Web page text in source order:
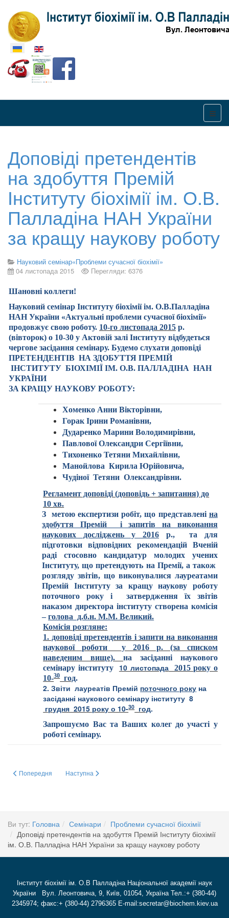
Оберіть свою мову
Доповіді претендентів
на здобуття Премій
Інституту біохімії ім. О.В.
Палладіна НАН України
за кращу наукову роботу
Науковий семінар«Проблеми сучасної біохімії»
04 листопада 2015
Перегляди: 6376
Шановні коллеги!
Науковий семінар Інституту біохімії ім. О.В.Палладіна
НАН України «Актуальні проблеми сучасної біохімії»
продовжує свою роботу. 10-го листопада 2015 р.
(вівторок) о 10-30 у Актовій залі Інституту відбудеться
чергове засідання семінару. Будемо слухати доповіді
ПРЕТЕНДЕНТІВ НА ЗДОБУТТЯ ПРЕМІЙ
ІНСТИТУТУ БІОХІМІЇ ІМ. О.В. ПАЛЛАДІНА НАН
УКРАЇНИ
ЗА КРАЩУ НАУКОВУ РОБОТУ:
Хоменко Анни Вікторівни,
Горак Ірини Романівни,
Дударенко Марини Володимирівни,
Павлової Олександри Сергіївни,
Тихоненко Тетяни Михайлівни,
Манойлова Кирила Юрійовича,
Чудіної Тетяни Олександрівни.
Регламент доповіді (доповідь + запитання) до
10 хв.
З метою експертизи робіт, що представлені на
здобуття Премій і запитів на виконання
наукових досліджень у 2016 р., та для
підготовки відповідних рекомендацій Вченій
раді стосовно кандидатур молодих учених
Інституту, що претендують на Премії, а також
розгляду звітів, що виконувалися лауреатами
Премій Інституту за кращу наукову роботу
поточного року і затвердження їх звітів
наказом директора інституту створена комісія
–голова д.б.н. М.М. Великий.
Комісія розгляне:
1. доповіді претендентів і запити на виконання
наукової роботи у 2016 р. (за списком
наведеним вище). на засіданні наукового
семінару інституту 10 листопада2015 року о
10-30год.
2. Звіти лауреатів Премій поточного року на
засіданні наукового семінару інституту 8
грудня 2015 року о 10-30год.
Запрошуємо Вас та Ваших колег до участі у
роботі семінару.
Попередня стаття: звітні доповіді лауреатів іменних премій для
Попередня Наступна стаття: Біобезпека, Біозахист, Біоетика: Їх
Наступна
Ви тут: Головна Семінари
Проблеми сучасної біохімії
Доповіді претендентів на здобуття Премій Інституту біохімії
ім. О.В. Палладіна НАН України за кращу наукову роботу
Інститут біохімії ім. О.В Палладіна Національної академії наук
України Вул. Леонтовича, 9, Київ, 01054, Україна Тел.:+ (380-44)
2345974; факс:+ (380-44) 2796365 E-mail:secretar@biochem.kiev.ua